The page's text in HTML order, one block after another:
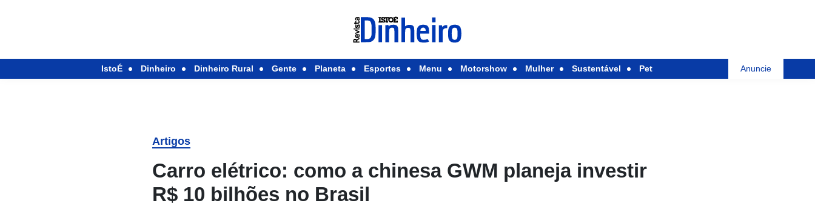
IstoÉ Dinheiro Dinheiro Rural Gente Planeta Esportes Menu Motorshow Mulher Sustentável Pet Anuncie
Artigos
Carro elétrico: como a chinesa GWM planeja investir
R$ 10 bilhões no Brasil